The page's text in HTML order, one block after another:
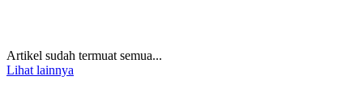
Artikel sudah termuat semua...
Lihat lainnya